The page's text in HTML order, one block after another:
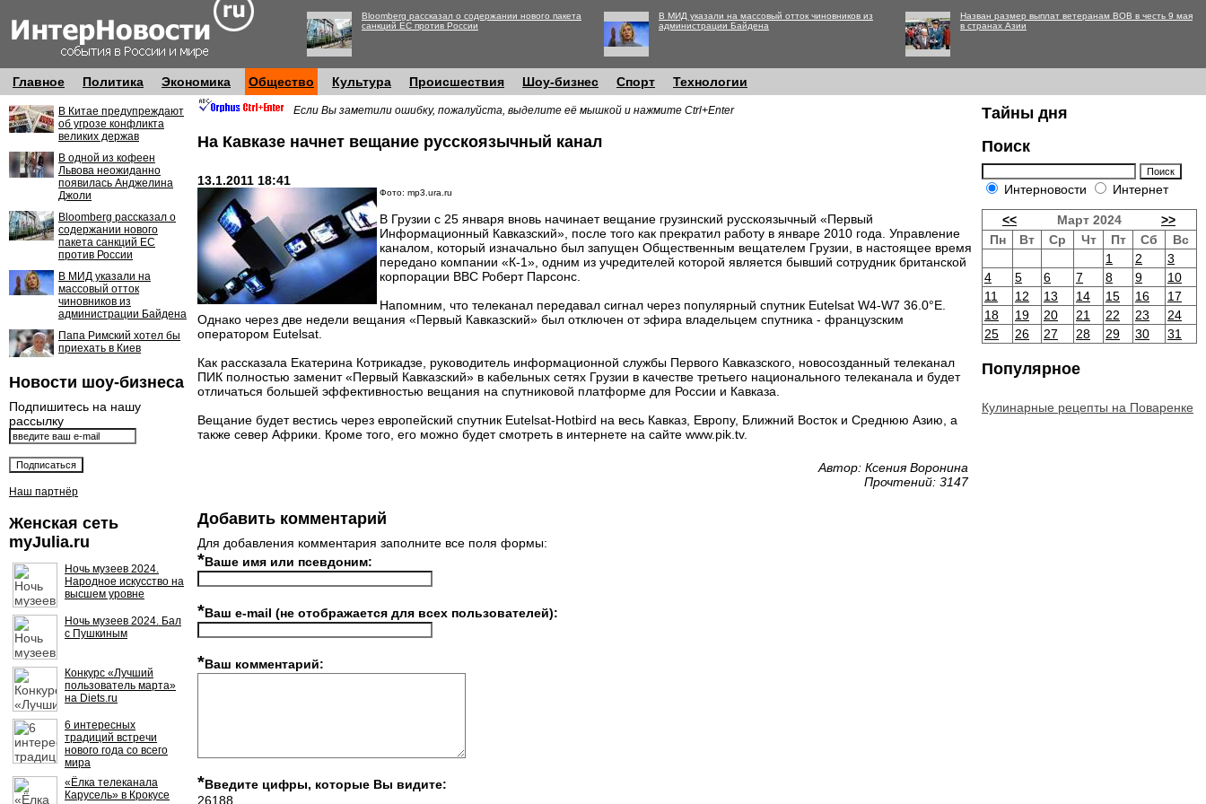
Bloomberg рассказал о содержании нового пакета
санкций ЕС против России
В МИД указали на массовый отток чиновников из
администрации Байдена
Назван размер выплат ветеранам ВОВ в честь 9 мая
в странах Азии
Главное Политика Экономика Общество Культура Происшествия Шоу-бизнес Спорт Технологии
В Китае предупреждают
об угрозе конфликта
великих держав
В одной из кофеен
Львова неожиданно
появилась Анджелина
Джоли
Bloomberg рассказал о
содержании нового
пакета санкций ЕС
против России
В МИД указали на
массовый отток
чиновников из
администрации Байдена
Папа Римский хотел бы
приехать в Киев
Новости шоу-бизнеса
Подпишитесь на нашу
рассылку
Наш партнёр
Женская сеть
myJulia.ru
Ночь музеев 2024.
Народное искусство на
высшем уровне
Ночь музеев 2024. Бал
с Пушкиным
Конкурс «Лучший
пользователь марта»
на Diets.ru
6 интересных
традиций встречи
нового года со всего
мира
«Ёлка телеканала
Карусель» в Крокусе
Если Вы заметили ошибку, пожалуйста, выделите её мышкой и нажмите Ctrl+Enter
На Кавказе начнет вещание русскоязычный канал
13.1.2011 18:41
Фото: mp3.ura.ru
В Грузии с 25 января вновь начинает вещание грузинский русскоязычный «Первый
Информационный Кавказский», после того как прекратил работу в январе 2010 года. Управление
каналом, который изначально был запущен Общественным вещателем Грузии, в настоящее время
передано компании «К-1», одним из учредителей которой является бывший сотрудник британской
корпорации BBC Роберт Парсонс.
Напомним, что телеканал передавал сигнал через популярный спутник Eutelsat W4-W7 36.0°E.
Однако через две недели вещания «Первый Кавказский» был отключен от эфира владельцем спутника - французским
оператором Eutelsat.
Как рассказала Екатерина Котрикадзе, руководитель информационной службы Первого Кавказского, новосозданный телеканал
ПИК полностью заменит «Первый Кавказский» в кабельных сетях Грузии в качестве третьего национального телеканала и будет
отличаться большей эффективностью вещания на спутниковой платформе для России и Кавказа.
Вещание будет вестись через европейский спутник Eutelsat-Hotbird на весь Кавказ, Европу, Ближний Восток и Среднюю Азию, а
также север Африки. Кроме того, его можно будет смотреть в интернете на сайте www.pik.tv.
Автор: Ксения Воронина
Прочтений: 3147
Добавить комментарий
Для добавления комментария заполните все поля формы:
*Ваше имя или псевдоним:
*Ваш e-mail (не отображается для всех пользователей):
*Ваш комментарий:
*Введите цифры, которые Вы видите:
26188
Тайны дня
Поиск
Интерновости Интернет
<< Март 2024
>>
Пн
Вт Ср Чт Пт Сб
Вс
1
2
3
4
5 6 7 8 9
10
11
12 13 14 15 16
17
18
19 20 21 22 23
24
25
26 27 28 29 30 31
Популярное
Кулинарные рецепты на Поваренке